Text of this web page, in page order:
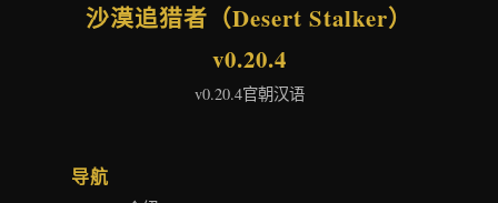
沙漠追猎者（Desert Stalker）
v0.20.4
v0.20.4官朝汉语
导航